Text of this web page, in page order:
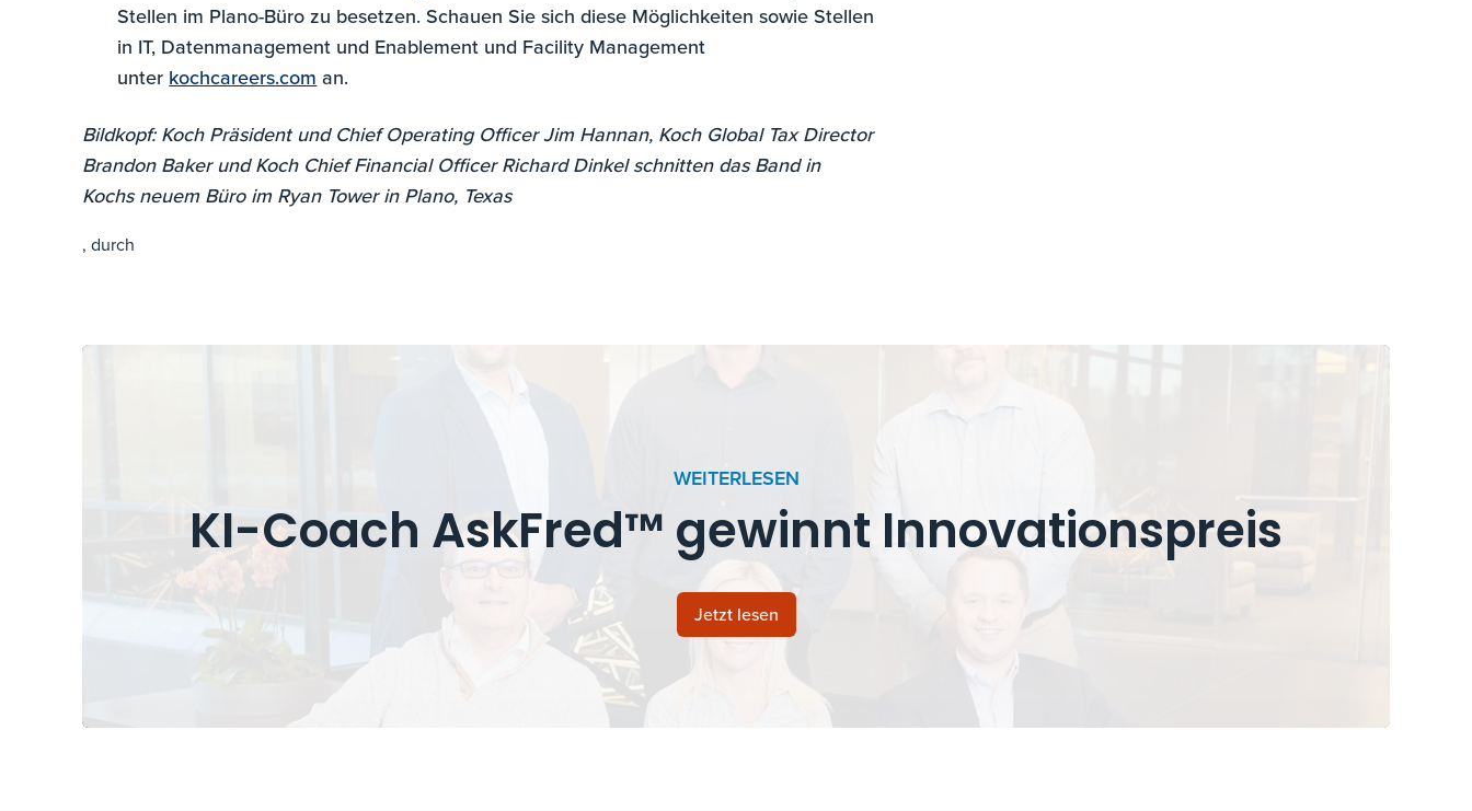
Stellen im Plano-Büro zu besetzen. Schauen Sie sich diese Möglichkeiten sowie Stellen
in IT, Datenmanagement und Enablement und Facility Management
unter kochcareers.com an.
Bildkopf: Koch Präsident und Chief Operating Officer Jim Hannan, Koch Global Tax Director
Brandon Baker und Koch Chief Financial Officer Richard Dinkel schnitten das Band in
Kochs neuem Büro im Ryan Tower in Plano, Texas
, durch
WEITERLESEN
KI-Coach AskFred™ gewinnt Innovationspreis
Jetzt lesen